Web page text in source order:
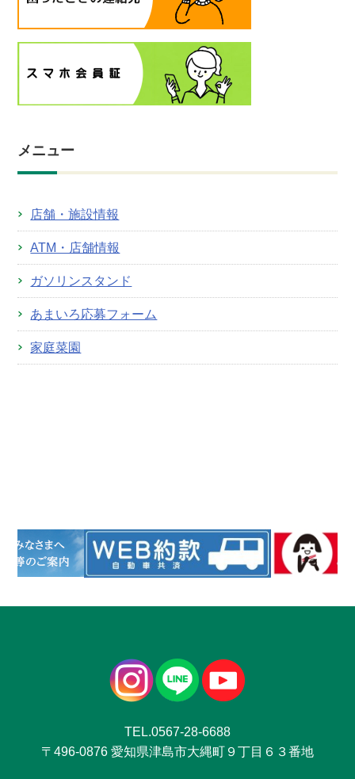
メニュー
店舗・施設情報
ATM・店舗情報
ガソリンスタンド
あまいろ応募フォーム
家庭菜園
TEL.0567-28-6688
〒496-0876 愛知県津島市大縄町９丁目６３番地